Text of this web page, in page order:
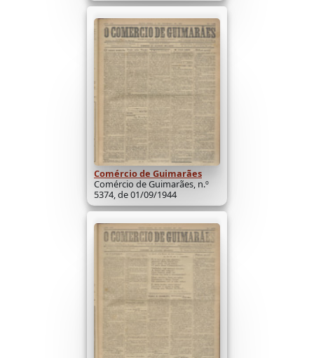
Comércio de Guimarães
Comércio de Guimarães, n.º
5374, de 01/09/1944